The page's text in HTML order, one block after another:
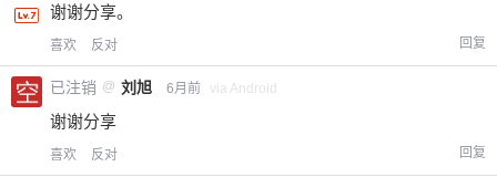
谢谢分享。
喜欢 反对 回复
已注销 @ 刘旭 6月前 via Android
谢谢分享
喜欢 反对 回复